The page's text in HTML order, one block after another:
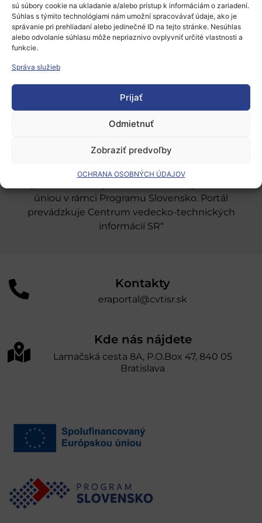
sú súbory cookie na ukladanie a/alebo prístup k informáciám o zariadení.
Súhlas s týmito technológiami nám umožní spracovávať údaje, ako je
správanie pri prehliadaní alebo jedinečné ID na tejto stránke. Nesúhlas
alebo odvolanie súhlasu môže nepriaznivo ovplyvniť určité vlastnosti a
funkcie.
Správa služieb
Prijať
Odmietnuť
Zobraziť predvoľby
OCHRANA OSOBNÝCH ÚDAJOV
Podporné schémy a služby
Grantové programy pre výskum
Odber noviniek
úniou v rámci Programu Slovensko. Portál
prevádzkuje Centrum vedecko-technických
informácií SR“
Kontakty
eraportal@cvtisr.sk
Kde nás nájdete
Lamačská cesta 8A, P.O.Box 47, 840 05
Bratislava